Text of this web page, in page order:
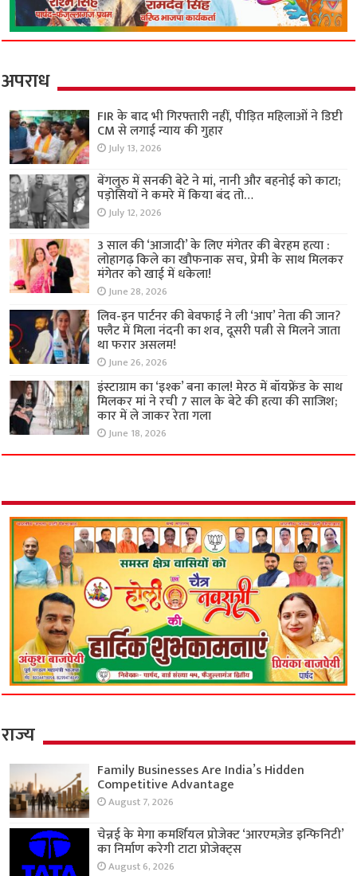
अपराध
FIR के बाद भी गिरफ्तारी नहीं, पीड़ित महिलाओं ने डिप्टी
CM से लगाई न्याय की गुहार
July 13, 2026
बेंगलुरु में सनकी बेटे ने मां, नानी और बहनोई को काटा;
पड़ोसियों ने कमरे में किया बंद तो…
July 12, 2026
3 साल की ‘आजादी’ के लिए मंगेतर की बेरहम हत्या :
लोहागढ़ किले का खौफनाक सच, प्रेमी के साथ मिलकर
मंगेतर को खाई में धकेला!
June 28, 2026
लिव-इन पार्टनर की बेवफाई ने ली ‘आप’ नेता की जान?
फ्लैट में मिला नंदनी का शव, दूसरी पत्नी से मिलने जाता
था फरार असलम!
June 26, 2026
इंस्टाग्राम का ‘इश्क’ बना काल! मेरठ में बॉयफ्रेंड के साथ
मिलकर मां ने रची 7 साल के बेटे की हत्या की साजिश;
कार में ले जाकर रेता गला
June 18, 2026
राज्य
Family Businesses Are India’s Hidden
Competitive Advantage
August 7, 2026
चेन्नई के मेगा कमर्शियल प्रोजेक्ट ‘आरएमज़ेड इन्फिनिटी’
का निर्माण करेगी टाटा प्रोजेक्ट्स
August 6, 2026